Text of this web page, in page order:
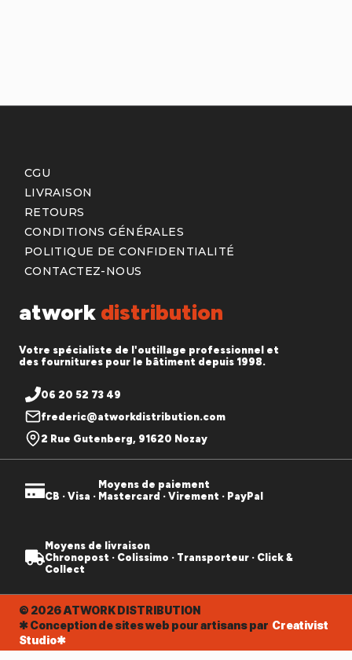
atwork distribution
Votre spécialiste de l'outillage professionnel et
des fournitures pour le bâtiment depuis 1998.
06 20 52 73 49
frederic@atworkdistribution.com
2 Rue Gutenberg, 91620 Nozay
CGU
LIVRAISON
RETOURS
CONDITIONS GÉNÉRALES
POLITIQUE DE CONFIDENTIALITÉ
CONTACTEZ-NOUS
Moyens de paiement
CB · Visa · Mastercard · Virement · PayPal
Moyens de livraison
Chronopost · Colissimo · Transporteur · Click &
Collect
© 2026 ATWORK DISTRIBUTION
✱ Conception de sites web pour artisans par Creativist
Studio✱